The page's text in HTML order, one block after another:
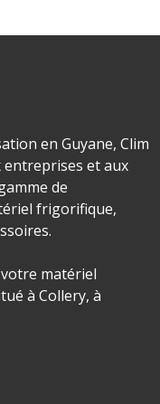
en Guyane, Clim
entreprises et aux
de
frigorifique,
matériel
à Collery, à